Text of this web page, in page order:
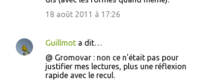
18 août 2011 à 17:26
Guillmot a dit…
@ Gromovar : non ce n'était pas pour
justifier mes lectures, plus une réflexion
rapide avec le recul.